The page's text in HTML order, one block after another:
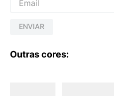
ENVIAR
Outras cores: